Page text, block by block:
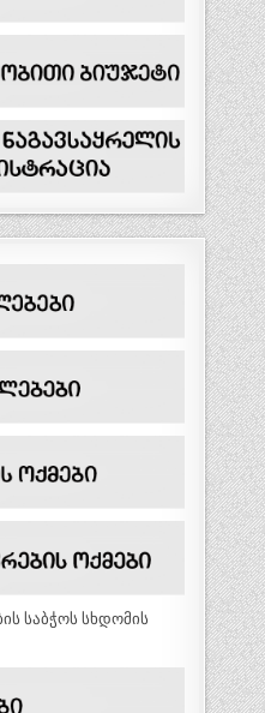
საბჭოს სხდომის